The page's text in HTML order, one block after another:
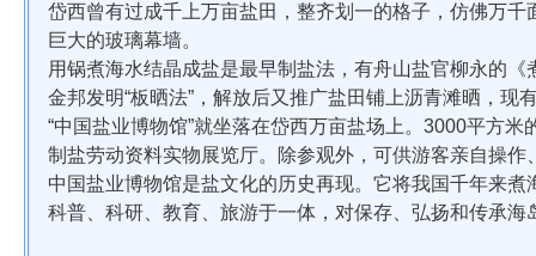
岱西曾有过成千上万亩盐田，整齐划一的格子，仿佛万
巨大的玻璃幕墙。
用锅煮海水结晶成盐是最早制盐法，有舟山盐官柳永的
金邦发明“板晒法”，解放后又推广盐田铺上沥青滩晒，现
“中国盐业博物馆”就坐落在岱西万亩盐场上。3000平方
制盐劳动资料实物展览厅。除参观外，可供游客亲自操作
中国盐业博物馆是盐文化的历史再现。它将我国千年来
科普、科研、教育、旅游于一体，对保存、弘扬和传承海